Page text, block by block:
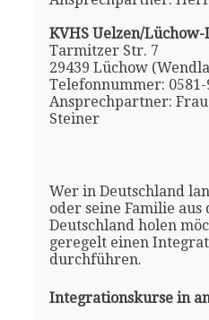
KVHS Uelzen/
Tarmitzer Str. 7
29439 Lüchow
Telefonnummer: 0581-
Ansprechpartner:
Steiner
Wer in Deutschland
oder seine Familie aus
Deutschland holen
geregelt einen
durchführen.
Integrationskurse in